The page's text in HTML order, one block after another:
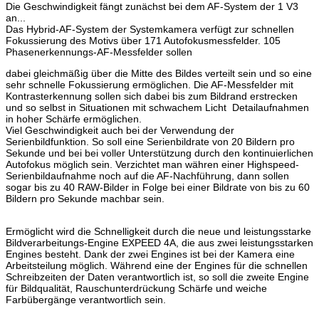
Die Geschwindigkeit fängt zunächst bei dem AF-System der 1 V3
an...
Das Hybrid-AF-System der Systemkamera verfügt zur schnellen
Fokussierung des Motivs über 171 Autofokusmessfelder. 105
Phasenerkennungs-AF-Messfelder sollen
dabei gleichmäßig über die Mitte des Bildes verteilt sein und so eine
sehr schnelle Fokussierung ermöglichen. Die AF-Messfelder mit
Kontrasterkennung sollen sich dabei bis zum Bildrand erstrecken
und so selbst in Situationen mit schwachem Licht Detailaufnahmen
in hoher Schärfe ermöglichen.
Viel Geschwindigkeit auch bei der Verwendung der
Serienbildfunktion. So soll eine Serienbildrate von 20 Bildern pro
Sekunde und bei bei voller Unterstützung durch den kontinuierlichen
Autofokus möglich sein. Verzichtet man währen einer Highspeed-
Serienbildaufnahme noch auf die AF-Nachführung, dann sollen
sogar bis zu 40 RAW-Bilder in Folge bei einer Bildrate von bis zu 60
Bildern pro Sekunde machbar sein.
Ermöglicht wird die Schnelligkeit durch die neue und leistungsstarke
Bildverarbeitungs-Engine EXPEED 4A, die aus zwei leistungsstarken
Engines besteht. Dank der zwei Engines ist bei der Kamera eine
Arbeitsteilung möglich. Während eine der Engines für die schnellen
Schreibzeiten der Daten verantwortlich ist, so soll die zweite Engine
für Bildqualität, Rauschunterdrückung Schärfe und weiche
Farbübergänge verantwortlich sein.